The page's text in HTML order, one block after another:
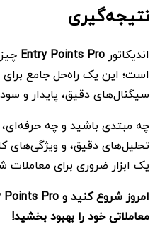
نتیجه‌گیری
اندیکاتور Entry Points Pro
است؛ این یک راه‌حل جامع برای
سیگنال‌های دقیق، پایدار و
چه مبتدی باشید و چه
تحلیل‌های دقیق، و ویژگی‌های
یک ابزار ضروری برای
امروز شروع کنید و
معاملاتی خود را بهبود بخشید!